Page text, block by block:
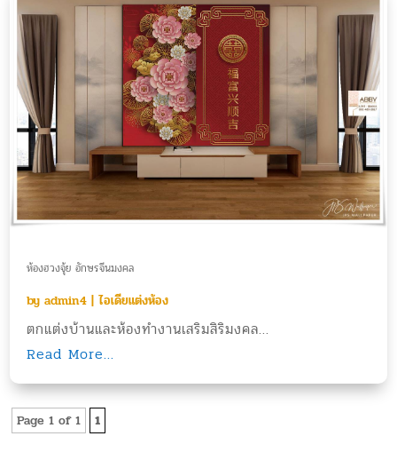
ห้องฮวงจุ้ย อักษรจีนมงคล
byadmin4 |ไอเดียแต่งห้อง
ตกแต่งบ้านและห้องทำงานเสริมสิริมงคล...
Read More...
Page 1 of 1 1